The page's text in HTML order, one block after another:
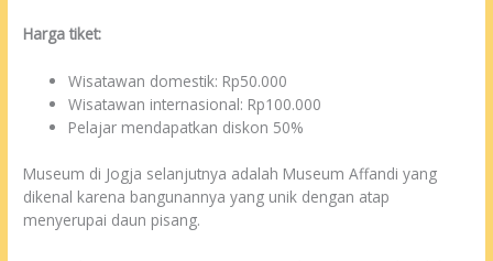
Harga tiket:
Wisatawan domestik: Rp50.000
Wisatawan internasional: Rp100.000
Pelajar mendapatkan diskon 50%
Museum di Jogja selanjutnya adalah Museum Affandi yang
dikenal karena bangunannya yang unik dengan atap
menyerupai daun pisang.